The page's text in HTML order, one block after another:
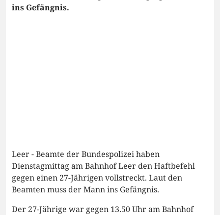
ins Gefängnis.
Leer - Beamte der Bundespolizei haben
Dienstagmittag am Bahnhof Leer den Haftbefehl
gegen einen 27-Jährigen vollstreckt. Laut den
Beamten muss der Mann ins Gefängnis.
Der 27-Jährige war gegen 13.50 Uhr am Bahnhof